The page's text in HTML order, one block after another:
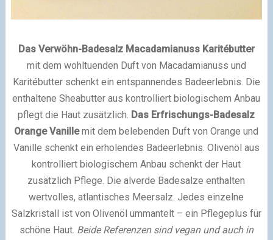
Das Verwöhn-Badesalz Macadamianuss Karitébutter
mit dem wohltuenden Duft von Macadamianuss und
Karitébutter schenkt ein entspannendes Badeerlebnis. Die
enthaltene Sheabutter aus kontrolliert biologischem Anbau
pflegt die Haut zusätzlich. Das Erfrischungs-Badesalz
Orange Vanillemit dem belebenden Duft von Orange und
Vanille schenkt ein erholendes Badeerlebnis. Olivenöl aus
kontrolliert biologischem Anbau schenkt der Haut
zusätzlich Pflege. Die alverde Badesalze enthalten
wertvolles, atlantisches Meersalz. Jedes einzelne
Salzkristall ist von Olivenöl ummantelt – ein Pflegeplus für
schöne Haut. Beide Referenzen sind vegan und auch in